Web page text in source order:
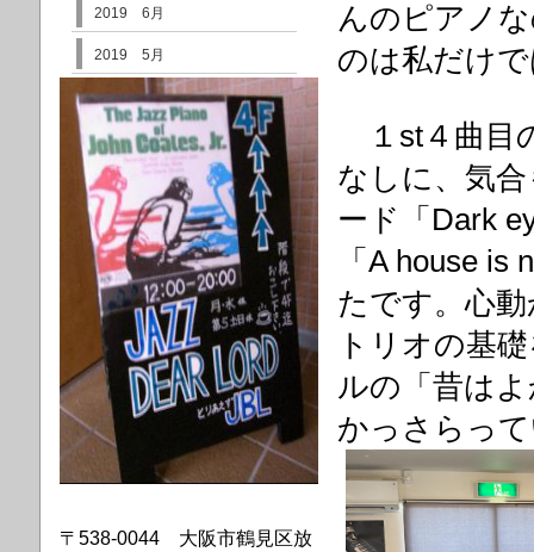
んのピアノ
のは私だけ
１st４曲目
なしに、気
ード「Dark
「A house
たです。心
トリオの基
ルの「昔は
かっさらっ
2019 6月
2019 5月
〒538-0044 大阪市鶴見区放